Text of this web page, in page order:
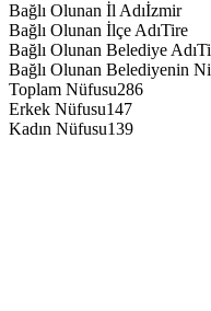
Bağlı Olunan İl Adıİzmir
Bağlı Olunan İlçe AdıTire
Bağlı Olunan Belediye Adı
Bağlı Olunan Belediyenin
Toplam Nüfusu286
Erkek Nüfusu147
Kadın Nüfusu139